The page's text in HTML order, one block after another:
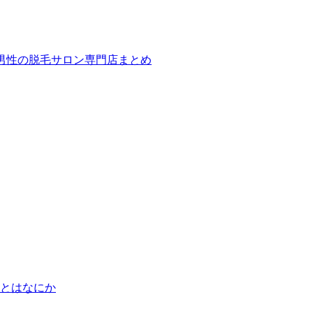
性の脱毛サロン専門店まとめ
はなにか